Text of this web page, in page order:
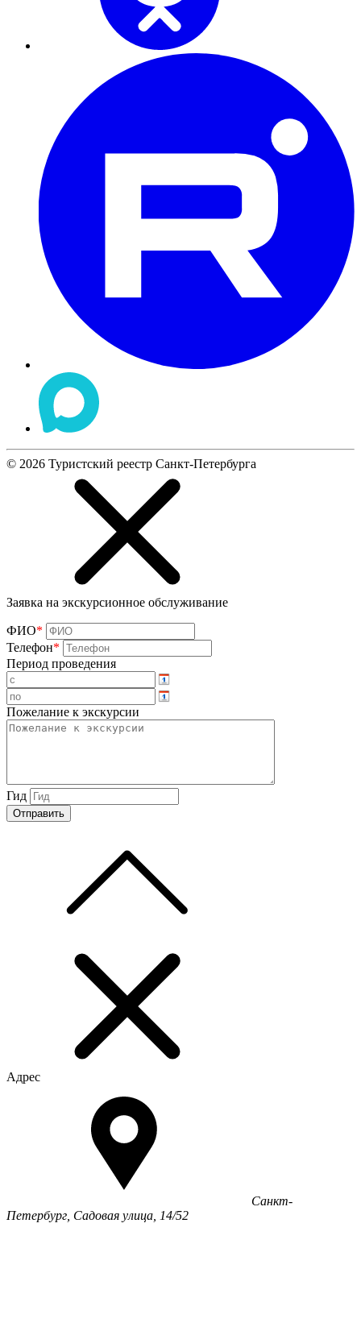
© 2026 Туристский реестр Санкт-Петербурга
Заявка на экскурсионное обслуживание
ФИО*
Телефон*
Период проведения
Пожелание к экскурсии
Гид
Адрес
Санкт-
Петербург, Садовая улица, 14/52